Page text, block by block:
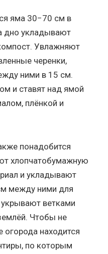
яма 30−70 см в
дно укладывают
Увлажняют
черенки,
ними в 15 см.
и ставят над ямой
плёнкой и
понадобится
хлопчатобумажную
и укладывают
между ними для
ветками
Чтобы не
огорода находится
по которым